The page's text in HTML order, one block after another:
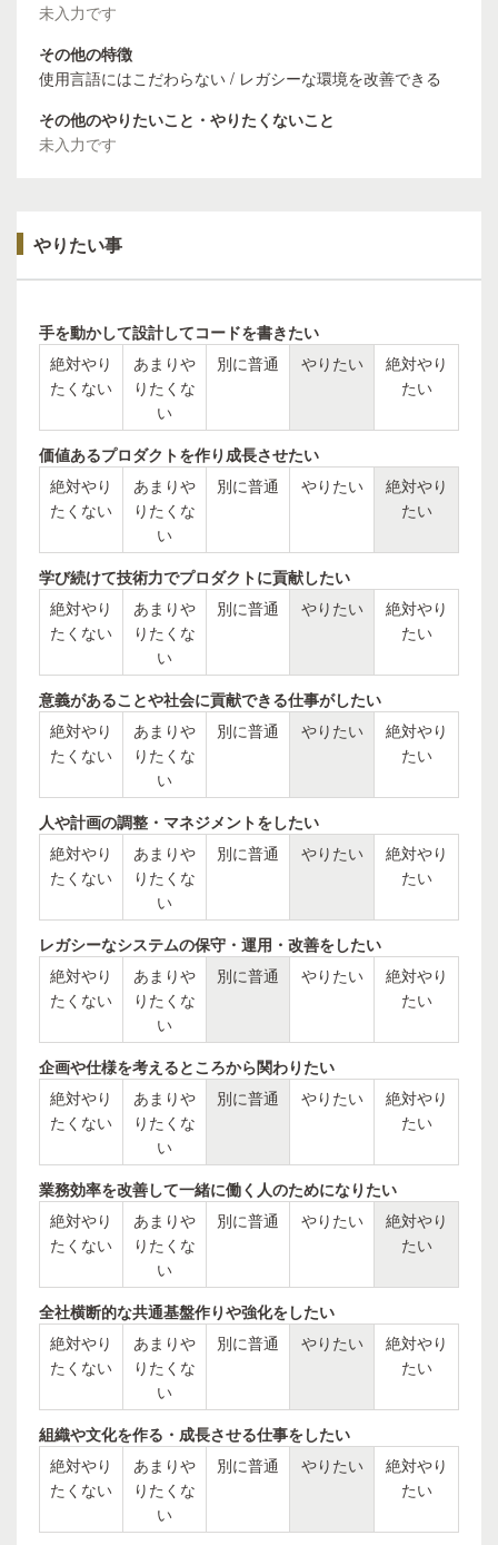
未入力です
その他の特徴
使用言語にはこだわらない / レガシーな環境を改善できる
その他のやりたいこと・やりたくないこと
未入力です
やりたい事
手を動かして設計してコードを書きたい
絶対やり
たくない
あまりや
りたくな
い
別に普通 やりたい
絶対やり
たい
価値あるプロダクトを作り成長させたい
絶対やり
たくない
あまりや
りたくな
い
別に普通 やりたい
絶対やり
たい
学び続けて技術力でプロダクトに貢献したい
絶対やり
たくない
あまりや
りたくな
い
別に普通 やりたい
絶対やり
たい
意義があることや社会に貢献できる仕事がしたい
絶対やり
たくない
あまりや
りたくな
い
別に普通 やりたい
絶対やり
たい
人や計画の調整・マネジメントをしたい
絶対やり
たくない
あまりや
りたくな
い
別に普通 やりたい
絶対やり
たい
レガシーなシステムの保守・運用・改善をしたい
絶対やり
たくない
あまりや
りたくな
い
別に普通 やりたい
絶対やり
たい
企画や仕様を考えるところから関わりたい
絶対やり
たくない
あまりや
りたくな
い
別に普通 やりたい
絶対やり
たい
業務効率を改善して一緒に働く人のためになりたい
絶対やり
たくない
あまりや
りたくな
い
別に普通 やりたい
絶対やり
たい
全社横断的な共通基盤作りや強化をしたい
絶対やり
たくない
あまりや
りたくな
い
別に普通 やりたい
絶対やり
たい
組織や文化を作る・成長させる仕事をしたい
絶対やり
たくない
あまりや
りたくな
い
別に普通 やりたい
絶対やり
たい